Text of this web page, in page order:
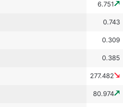
6.751
0.743
0.309
0.385
277.482
80.974